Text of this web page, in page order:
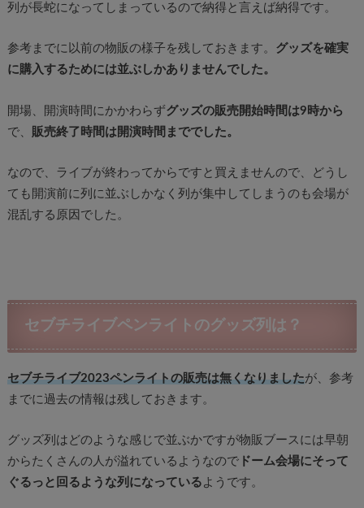
列が長蛇になってしまっているので納得と言えば納得です。
参考までに以前の物販の様子を残しておきます。 グッズを確実
に購入するためには並ぶしかありませんでした。
開場、開演時間にかかわらずグッズの販売開始時間は9時から
で、
販売終了時間は開演時間まででした。
なので、ライブが終わってからですと買えませんので、どうし
ても開演前に列に並ぶしかなく列が集中してしまうのも会場が
混乱する原因でした。
セブチライブペンライトのグッズ列は？
セブチライブ2023ペンライトの販売は無くなりましたが、参考
までに過去の情報は残しておきます。
グッズ列はどのような感じで並ぶかですが物販ブースには早朝
からたくさんの人が溢れているようなのでドーム会場にそって
ぐるっと回るような列になっている ようです。